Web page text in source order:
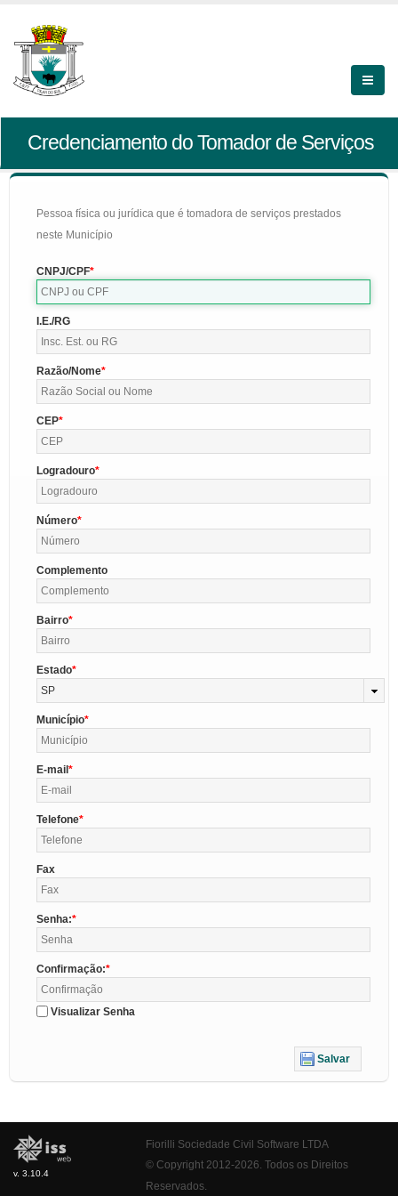
Credenciamento do Tomador de Serviços
Pessoa física ou jurídica que é tomadora de serviços prestados
neste Município
CNPJ/CPF
I.E./RG
Razão/Nome
CEP
Logradouro
Número
Complemento
Bairro
Estado
SP
Município
E-mail
Telefone
Fax
Senha:
Confirmação:
Visualizar Senha
Salvar
v. 3.10.4
Fiorilli Sociedade Civil Software LTDA
© Copyright 2012-2026. Todos os Direitos
Reservados.